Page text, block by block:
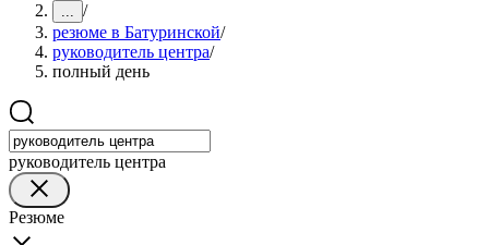
... /
резюме в Батуринской/
руководитель центра/
полный день
руководитель центра
Резюме